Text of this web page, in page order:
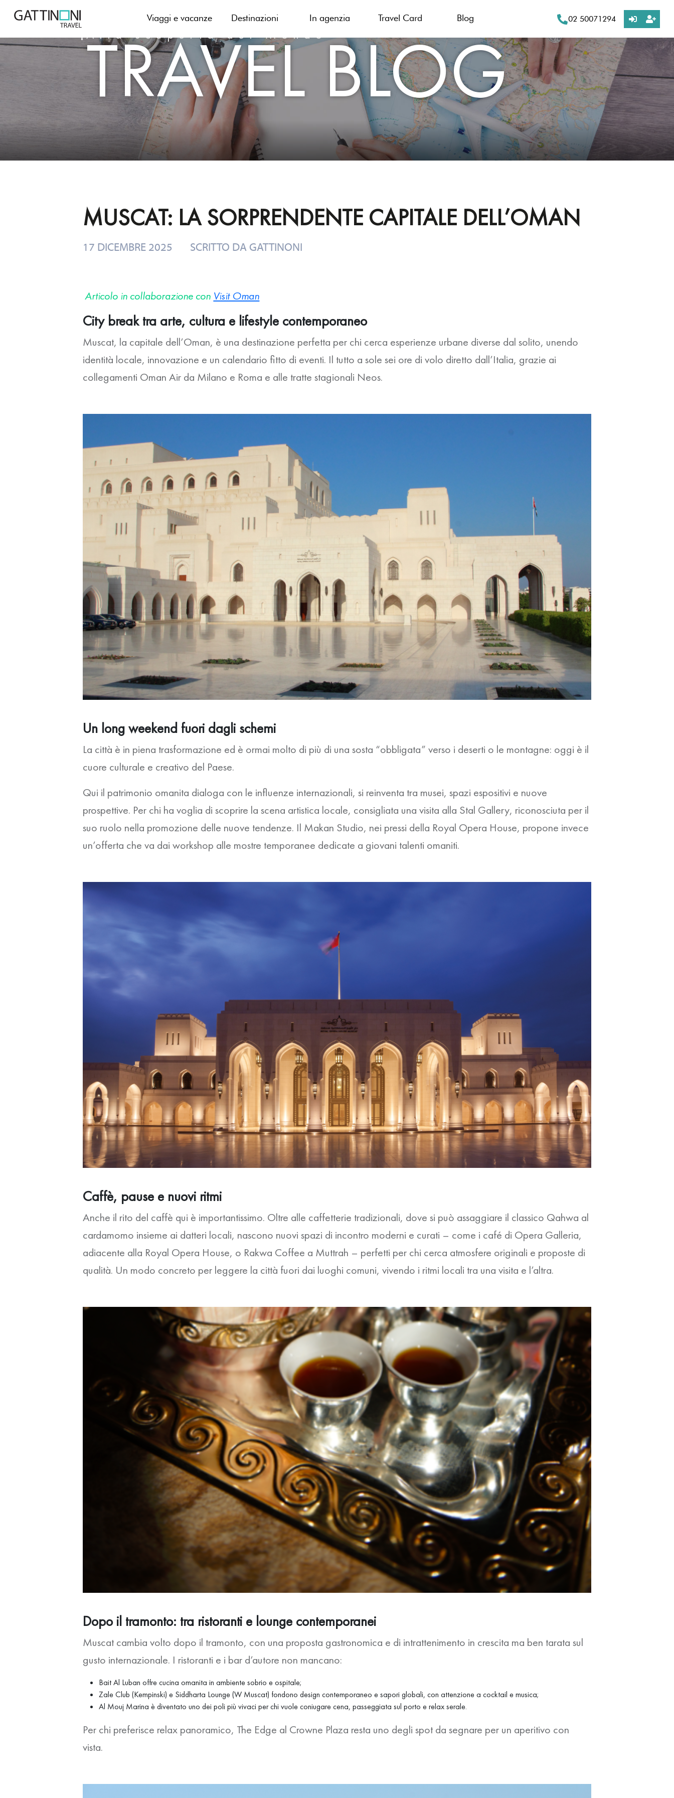
Viaggi e vacanze Destinazioni In agenzia Travel Card Blog 02 50071294
Alla scoperta del Mondo
TRAVEL BLOG
MUSCAT: LA SORPRENDENTE CAPITALE DELL’OMAN
17 DICEMBRE 2025 SCRITTO DA GATTINONI
Articolo in collaborazione con Visit Oman
City break tra arte, cultura e lifestyle contemporaneo
Muscat, la capitale dell’Oman, è una destinazione perfetta per chi cerca esperienze urbane diverse dal solito, unendo
identità locale, innovazione e un calendario fitto di eventi. Il tutto a sole sei ore di volo diretto dall’Italia, grazie ai
collegamenti Oman Air da Milano e Roma e alle tratte stagionali Neos.
Un long weekend fuori dagli schemi
La città è in piena trasformazione ed è ormai molto di più di una sosta “obbligata” verso i deserti o le montagne: oggi è il
cuore culturale e creativo del Paese.
Qui il patrimonio omanita dialoga con le influenze internazionali, si reinventa tra musei, spazi espositivi e nuove
prospettive. Per chi ha voglia di scoprire la scena artistica locale, consigliata una visita alla Stal Gallery, riconosciuta per il
suo ruolo nella promozione delle nuove tendenze. Il Makan Studio, nei pressi della Royal Opera House, propone invece
un’offerta che va dai workshop alle mostre temporanee dedicate a giovani talenti omaniti.
Caffè, pause e nuovi ritmi
Anche il rito del caffè qui è importantissimo. Oltre alle caffetterie tradizionali, dove si può assaggiare il classico Qahwa al
cardamomo insieme ai datteri locali, nascono nuovi spazi di incontro moderni e curati – come i café di Opera Galleria,
adiacente alla Royal Opera House, o Rakwa Coffee a Muttrah – perfetti per chi cerca atmosfere originali e proposte di
qualità. Un modo concreto per leggere la città fuori dai luoghi comuni, vivendo i ritmi locali tra una visita e l’altra.
Dopo il tramonto: tra ristoranti e lounge contemporanei
Muscat cambia volto dopo il tramonto, con una proposta gastronomica e di intrattenimento in crescita ma ben tarata sul
gusto internazionale. I ristoranti e i bar d’autore non mancano:
Bait Al Luban offre cucina omanita in ambiente sobrio e ospitale;
Zale Club (Kempinski) e Siddharta Lounge (W Muscat) fondono design contemporaneo e sapori globali, con attenzione a cocktail e musica;
Al Mouj Marina è diventato uno dei poli più vivaci per chi vuole coniugare cena, passeggiata sul porto e relax serale.
Per chi preferisce relax panoramico, The Edge al Crowne Plaza resta uno degli spot da segnare per un aperitivo con
vista.